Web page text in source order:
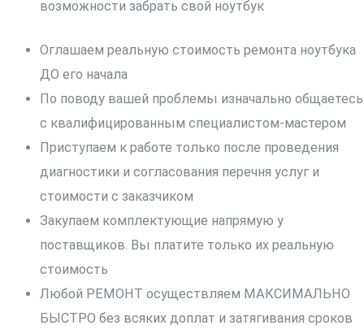
возможности забрать свой ноутбук
Оглашаем реальную стоимость ремонта ноутбука
ДО его начала
По поводу вашей проблемы изначально общаетесь
с квалифицированным специалистом-мастером
Приступаем к работе только после проведения
диагностики и согласования перечня услуг и
стоимости с заказчиком
Закупаем комплектующие напрямую у
поставщиков. Вы платите только их реальную
стоимость
Любой РЕМОНТ осуществляем МАКСИМАЛЬНО
БЫСТРО без всяких доплат и затягивания сроков